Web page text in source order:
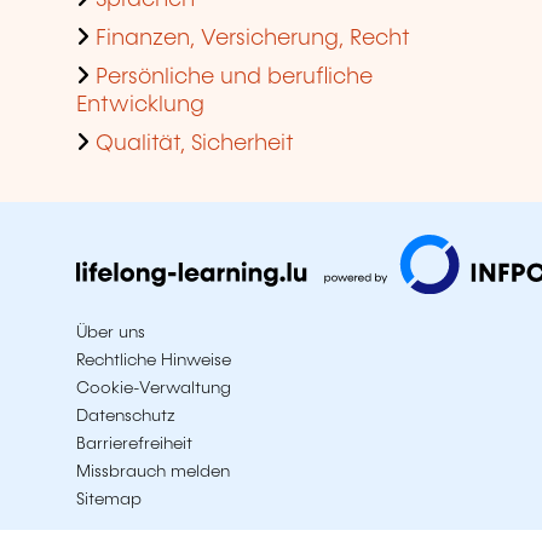
Finanzen, Versicherung, Recht
Persönliche und berufliche
Entwicklung
Qualität, Sicherheit
Über uns
Rechtliche Hinweise
Cookie-Verwaltung
Datenschutz
Barrierefreiheit
Missbrauch melden
Sitemap